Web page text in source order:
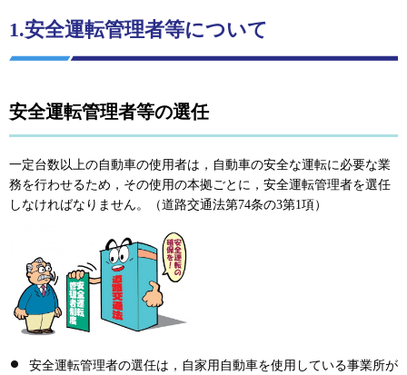
1.安全運転管理者等について
安全運転管理者等の選任
一定台数以上の自動車の使用者は，自動車の安全な運転に必要な業
務を行わせるため，その使用の本拠ごとに，安全運転管理者を選任
しなければなりません。（道路交通法第74条の3第1項）
安全運転管理者の選任は，自家用自動車を使用している事業所が